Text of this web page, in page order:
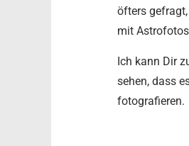
öfters
mit
Ich kann Dir
sehen, dass
fotografieren.